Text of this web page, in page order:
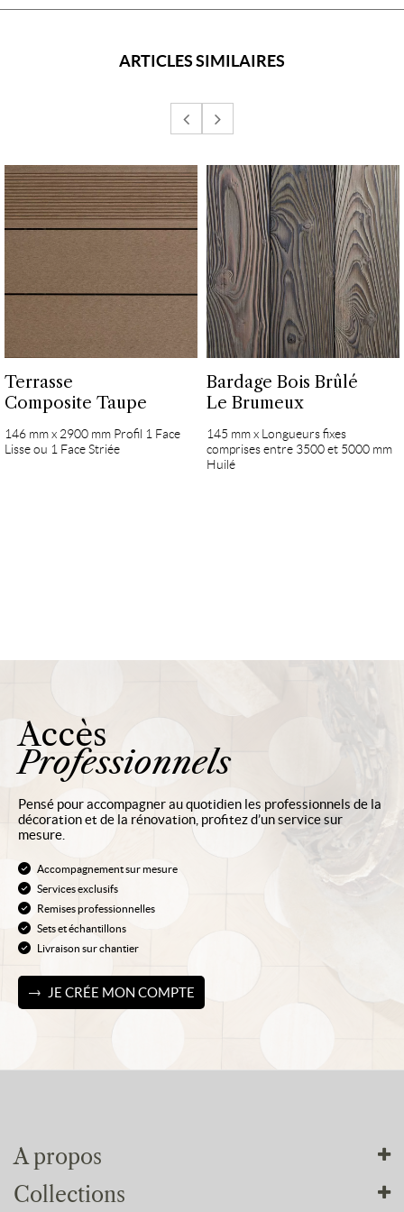
ARTICLES SIMILAIRES
Terrasse
Composite Taupe
146 mm x 2900 mm Profil 1 Face
Lisse ou 1 Face Striée
Bardage Bois Brûlé
Le Brumeux
145 mm x Longueurs fixes
comprises entre 3500 et 5000 mm
Huilé
Accès
Professionnels
Pensé pour accompagner au quotidien les professionnels de la
décoration et de la rénovation, profitez d’un service sur
mesure.
Accompagnement sur mesure
Services exclusifs
Remises professionnelles
Sets et échantillons
Livraison sur chantier
JE CRÉE MON COMPTE
A propos
Tout sur nous
Collections